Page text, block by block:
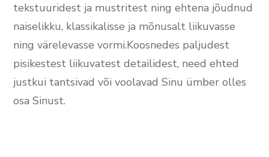
tekstuuridest ja mustritest ning ehtena jõudnud
naiselikku, klassikalisse ja mõnusalt liikuvasse
ning värelevasse vormi.Koosnedes paljudest
pisikestest liikuvatest detailidest, need ehted
justkui tantsivad või voolavad Sinu ümber olles
osa Sinust.